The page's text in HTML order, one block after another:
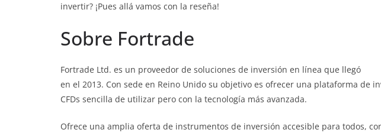
invertir? ¡Pues allá vamos con la reseña!
Sobre Fortrade
Fortrade Ltd. es un proveedor de soluciones de inversión en línea que llegó
en el 2013. Con sede en Reino Unido su objetivo es ofrecer una plataforma de
CFDs sencilla de utilizar pero con la tecnología más avanzada.
Ofrece una amplia oferta de instrumentos de inversión accesible para todos,